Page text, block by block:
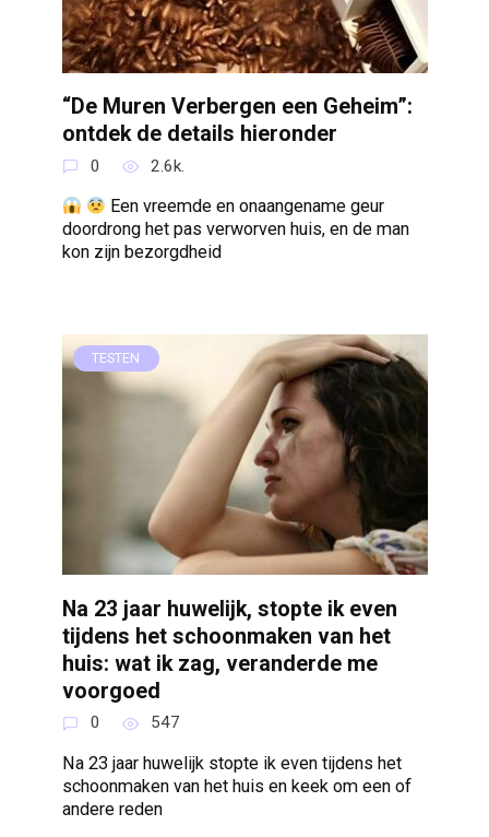
“De Muren Verbergen een Geheim”:
ontdek de details hieronder
0 2.6k.
Een vreemde en onaangename geur
doordrong het pas verworven huis, en de man
kon zijn bezorgdheid
TESTEN
Na 23 jaar huwelijk, stopte ik even
tijdens het schoonmaken van het
huis: wat ik zag, veranderde me
voorgoed
0 547
Na 23 jaar huwelijk stopte ik even tijdens het
schoonmaken van het huis en keek om een ​​of
andere reden